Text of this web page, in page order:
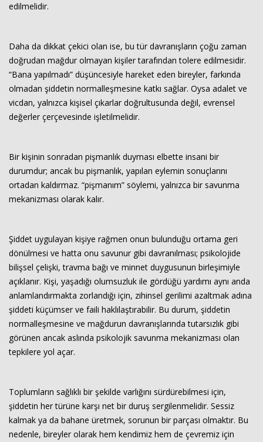
edilmelidir.
Daha da dikkat çekici olan ise, bu tür davranışların çoğu zaman
doğrudan mağdur olmayan kişiler tarafından tolere edilmesidir.
“Bana yapılmadı” düşüncesiyle hareket eden bireyler, farkında
olmadan şiddetin normalleşmesine katkı sağlar. Oysa adalet ve
vicdan, yalnızca kişisel çıkarlar doğrultusunda değil, evrensel
değerler çerçevesinde işletilmelidir.
Bir kişinin sonradan pişmanlık duyması elbette insani bir
durumdur; ancak bu pişmanlık, yapılan eylemin sonuçlarını
ortadan kaldırmaz. “pişmanım” söylemi, yalnızca bir savunma
mekanizması olarak kalır.
Şiddet uygulayan kişiye rağmen onun bulunduğu ortama geri
dönülmesi ve hatta onu savunur gibi davranılması; psikolojide
bilişsel çelişki, travma bağı ve minnet duygusunun birleşimiyle
açıklanır. Kişi, yaşadığı olumsuzluk ile gördüğü yardımı aynı anda
anlamlandırmakta zorlandığı için, zihinsel gerilimi azaltmak adına
şiddeti küçümser ve faili haklılaştırabilir. Bu durum, şiddetin
normalleşmesine ve mağdurun davranışlarında tutarsızlık gibi
görünen ancak aslında psikolojik savunma mekanizması olan
tepkilere yol açar.
Toplumların sağlıklı bir şekilde varlığını sürdürebilmesi için,
şiddetin her türüne karşı net bir duruş sergilenmelidir. Sessiz
kalmak ya da bahane üretmek, sorunun bir parçası olmaktır. Bu
nedenle, bireyler olarak hem kendimiz hem de çevremiz için